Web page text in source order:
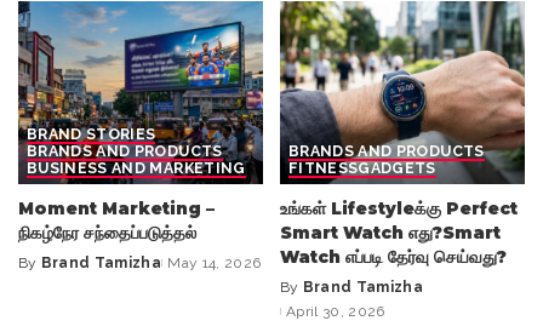
BRAND STORIES
BRANDS AND PRODUCTS
BUSINESS AND MARKETING
Moment Marketing –
நிகழ்நேர சந்தைப்படுத்தல்
Posted
By Brand Tamizha May 14, 2026
BRANDS AND PRODUCTS
FITNESSGADGETS
உங்கள் Lifestyleக்கு Perfect
Smart Watch எது?Smart
Watch எப்படி தேர்வு செய்வது?
Posted
by
By Brand Tamizha
April 30, 2026